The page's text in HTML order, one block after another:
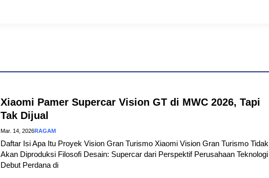
Xiaomi Pamer Supercar Vision GT di MWC 2026, Tapi
Tak Dijual
Mar. 14, 2026RAGAM
Daftar Isi Apa Itu Proyek Vision Gran Turismo Xiaomi Vision Gran Turismo Tidak
Akan Diproduksi Filosofi Desain: Supercar dari Perspektif Perusahaan Teknologi
Debut Perdana di